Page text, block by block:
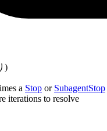
)
a Stop or SubagentStop
iterations to resolve